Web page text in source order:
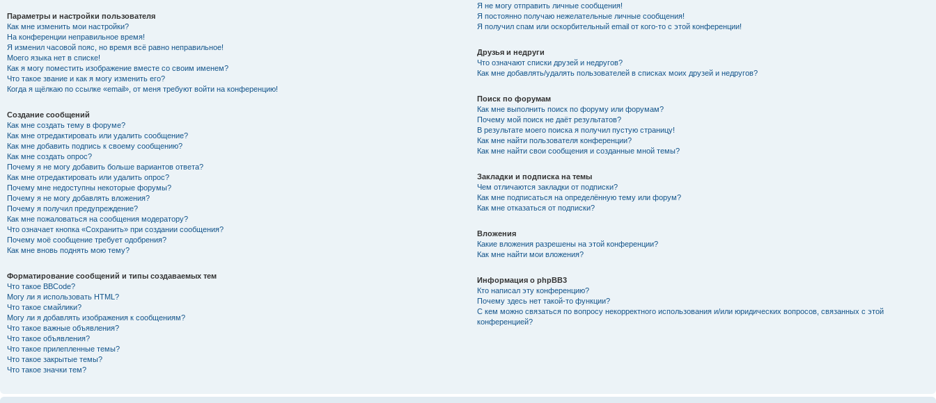
Параметры и настройки пользователя
Как мне изменить мои настройки?
На конференции неправильное время!
Я изменил часовой пояс, но время всё равно неправильное!
Моего языка нет в списке!
Как я могу поместить изображение вместе со своим именем?
Что такое звание и как я могу изменить его?
Когда я щёлкаю по ссылке «email», от меня требуют войти на конференцию!
Создание сообщений
Как мне создать тему в форуме?
Как мне отредактировать или удалить сообщение?
Как мне добавить подпись к своему сообщению?
Как мне создать опрос?
Почему я не могу добавить больше вариантов ответа?
Как мне отредактировать или удалить опрос?
Почему мне недоступны некоторые форумы?
Почему я не могу добавлять вложения?
Почему я получил предупреждение?
Как мне пожаловаться на сообщения модератору?
Что означает кнопка «Сохранить» при создании сообщения?
Почему моё сообщение требует одобрения?
Как мне вновь поднять мою тему?
Форматирование сообщений и типы создаваемых тем
Что такое BBCode?
Могу ли я использовать HTML?
Что такое смайлики?
Могу ли я добавлять изображения к сообщениям?
Что такое важные объявления?
Что такое объявления?
Что такое прилепленные темы?
Что такое закрытые темы?
Что такое значки тем?
Я не могу отправить личные сообщения!
Я постоянно получаю нежелательные личные сообщения!
Я получил спам или оскорбительный email от кого-то с этой конференции!
Друзья и недруги
Что означают списки друзей и недругов?
Как мне добавлять/удалять пользователей в списках моих друзей и недругов?
Поиск по форумам
Как мне выполнить поиск по форуму или форумам?
Почему мой поиск не даёт результатов?
В результате моего поиска я получил пустую страницу!
Как мне найти пользователя конференции?
Как мне найти свои сообщения и созданные мной темы?
Закладки и подписка на темы
Чем отличаются закладки от подписки?
Как мне подписаться на определённую тему или форум?
Как мне отказаться от подписки?
Вложения
Какие вложения разрешены на этой конференции?
Как мне найти мои вложения?
Информация о phpBB3
Кто написал эту конференцию?
Почему здесь нет такой-то функции?
С кем можно связаться по вопросу некорректного использования и/или юридических вопросов, связанных с этой
конференцией?